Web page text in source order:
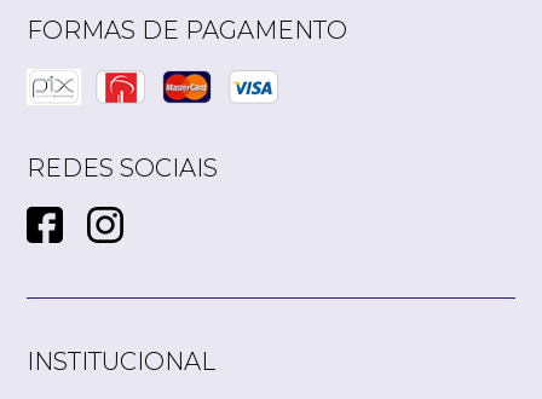
FORMAS DE PAGAMENTO
REDES SOCIAIS
INSTITUCIONAL